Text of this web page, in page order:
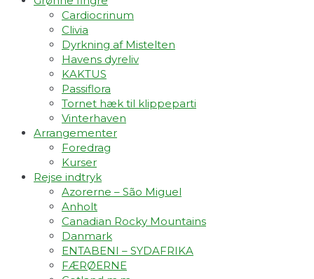
Cardiocrinum
Clivia
Dyrkning af Mistelten
Havens dyreliv
KAKTUS
Passiflora
Tornet hæk til klippeparti
Vinterhaven
Arrangementer
Foredrag
Kurser
Rejse indtryk
Azorerne – São Miguel
Anholt
Canadian Rocky Mountains
Danmark
ENTABENI – SYDAFRIKA
FÆRØERNE